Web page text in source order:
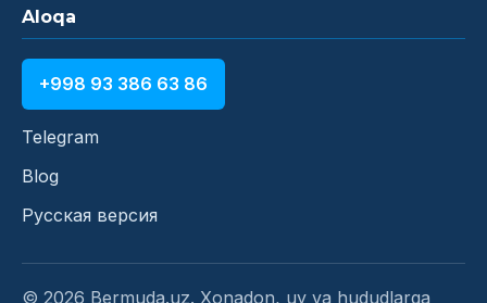
Aloqa
+998 93 386 63 86
Telegram
Blog
Русская версия
© 2026 Bermuda.uz. Xonadon, uy va hududlarga